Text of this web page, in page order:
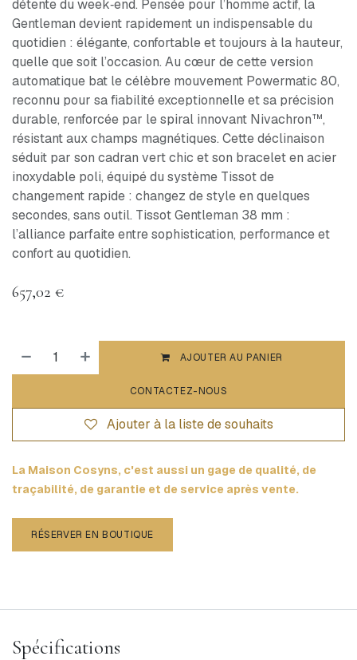
détente du week‑end. Pensée pour l’homme actif, la
Gentleman devient rapidement un indispensable du
quotidien : élégante, confortable et toujours à la hauteur,
quelle que soit l’occasion. Au cœur de cette version
automatique bat le célèbre mouvement Powermatic 80,
reconnu pour sa fiabilité exceptionnelle et sa précision
durable, renforcée par le spiral innovant Nivachron™,
résistant aux champs magnétiques. Cette déclinaison
séduit par son cadran vert chic et son bracelet en acier
inoxydable poli, équipé du système Tissot de
changement rapide : changez de style en quelques
secondes, sans outil. Tissot Gentleman 38 mm :
l’alliance parfaite entre sophistication, performance et
confort au quotidien.
657,02 €
AJOUTER AU PANIER
CONTACTEZ-NOUS
Ajouter à la liste de souhaits
La Maison Cosyns, c'est aussi un gage de qualité, de
traçabilité, de garantie et de service après vente.
RÉSERVER EN BOUTIQUE
Spécifications